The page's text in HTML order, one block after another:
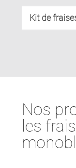
Kit de
Nos
les